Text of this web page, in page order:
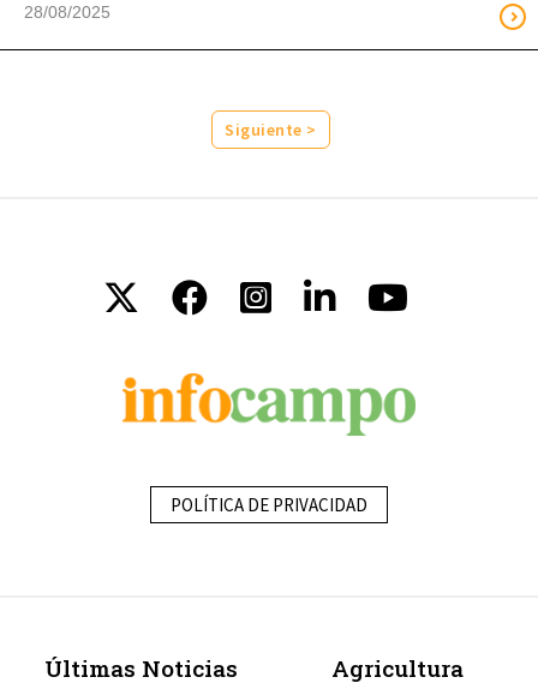
28/08/2025
Siguiente >
POLÍTICA DE PRIVACIDAD
Últimas Noticias
Agricultura